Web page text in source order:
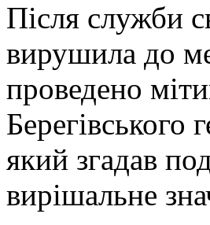
Після служби
вирушила до
проведено
Берегівського
який згадав
вирішальне